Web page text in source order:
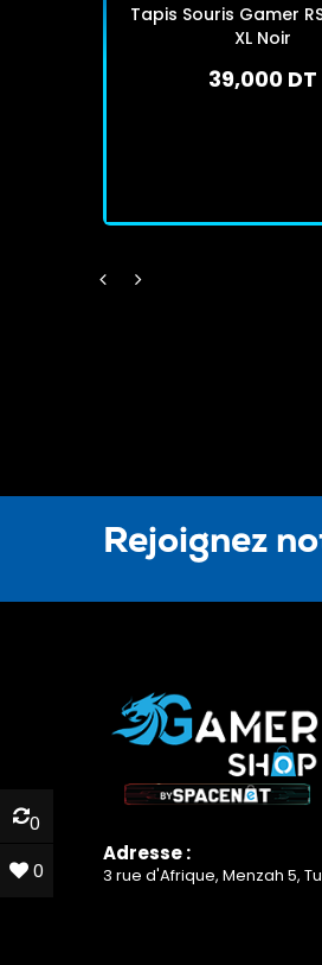
Tapis Souris Gamer
XL Noir
39,000 DT
Rejoignez
Adresse :
3 rue d'Afrique, Menzah 5,
0
0
0
0